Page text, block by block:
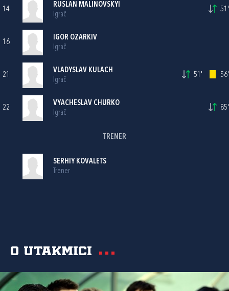
14
RUSLAN MALINOVSKYI
Igrač
51'
16
IGOR OZARKIV
Igrač
21
VLADYSLAV KULACH
Igrač
51' 56'
22
VYACHESLAV CHURKO
Igrač
85'
TRENER
SERHIY KOVALETS
Trener
O utakmici